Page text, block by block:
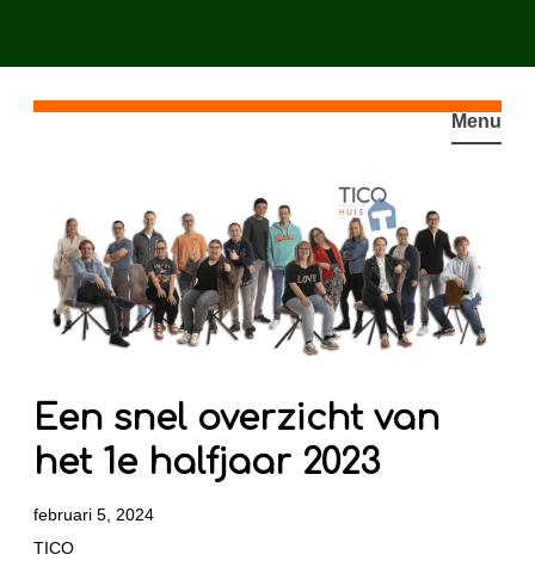
naar
Menu
Een snel overzicht van
het 1e halfjaar 2023
februari 5, 2024
TICO